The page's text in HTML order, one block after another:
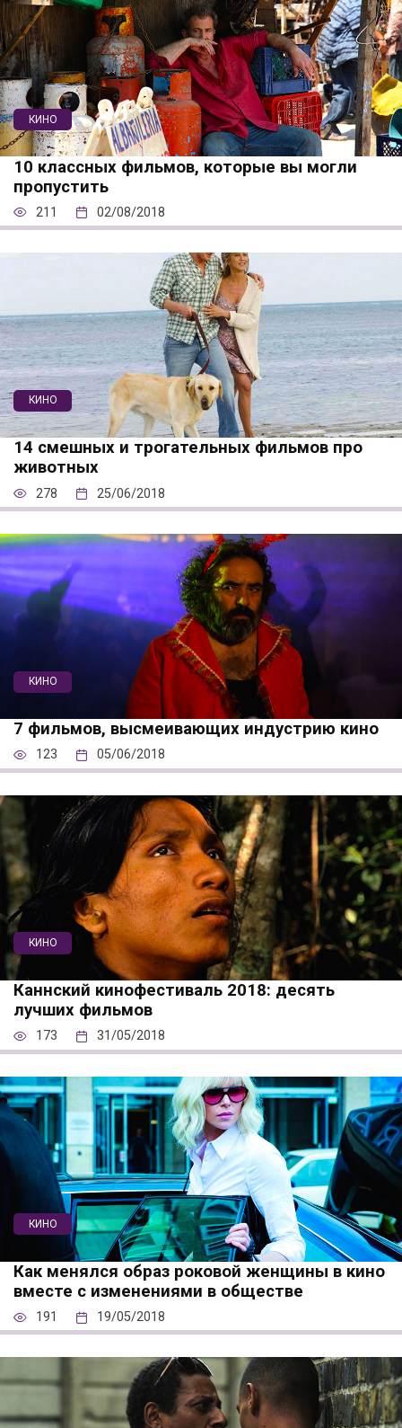
КИНО
10 классных фильмов, которые вы могли
пропустить
211 02/08/2018
КИНО
14 смешных и трогательных фильмов про
животных
278 25/06/2018
КИНО
7 фильмов, высмеивающих индустрию кино
123 05/06/2018
КИНО
Каннский кинофестиваль 2018: десять
лучших фильмов
173 31/05/2018
КИНО
Как менялся образ роковой женщины в кино
вместе с изменениями в обществе
191 19/05/2018